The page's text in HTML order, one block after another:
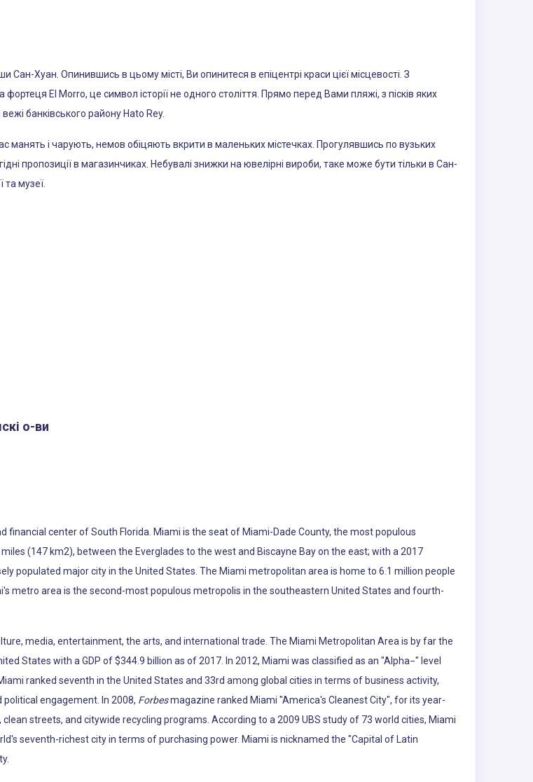
Сан-Хуан. Опинившись в цьому місті, Ви опинитеся в епіцентрі краси цієї місцевості. З
El Morro, це символ історії не одного століття. Прямо перед Вами пляжі, з пісків яких
банківського району Hato Rey.
манять і чарують, немов обіцяють вкрити в маленьких містечках. Прогулявшись по вузьких
пропозиції в магазинчиках. Небувалі знижки на ювелірні вироби, таке може бути тільки в Сан-
музеї.
о-ви
financial center of South Florida. Miami is the seat of Miami-Dade County, the most populous
(147 km2), between the Everglades to the west and Biscayne Bay on the east; with a 2017
populated major city in the United States. The Miami metropolitan area is home to 6.1 million people
metro area is the second-most populous metropolis in the southeastern United States and fourth-
media, entertainment, the arts, and international trade. The Miami Metropolitan Area is by far the
States with a GDP of $344.9 billion as of 2017. In 2012, Miami was classified as an "Alpha−" level
ranked seventh in the United States and 33rd among global cities in terms of business activity,
engagement. In 2008, Forbesmagazine ranked Miami "America's Cleanest City", for its year-
streets, and citywide recycling programs. According to a 2009 UBS study of 73 world cities, Miami
seventh-richest city in terms of purchasing power. Miami is nicknamed the "Capital of Latin